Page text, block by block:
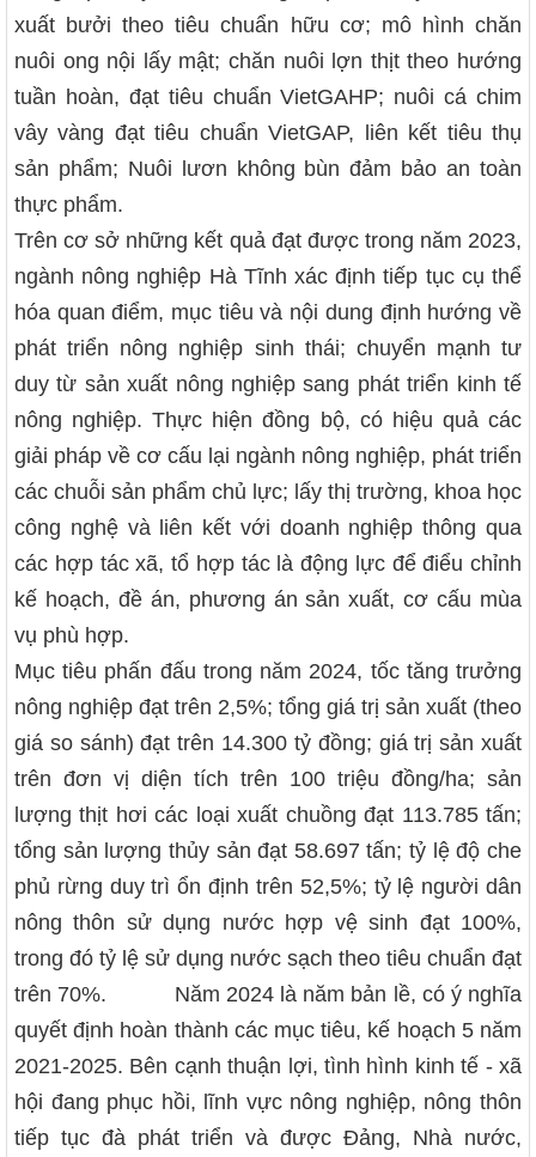
xuất bưởi theo tiêu chuẩn hữu cơ; mô hình chăn
nuôi ong nội lấy mật; chăn nuôi lợn thịt theo hướng
tuần hoàn, đạt tiêu chuẩn VietGAHP; nuôi cá chim
vây vàng đạt tiêu chuẩn VietGAP, liên kết tiêu thụ
sản phẩm; Nuôi lươn không bùn đảm bảo an toàn
thực phẩm.
Trên cơ sở những kết quả đạt được trong năm 2023,
ngành nông nghiệp Hà Tĩnh xác định tiếp tục cụ thể
hóa quan điểm, mục tiêu và nội dung định hướng về
phát triển nông nghiệp sinh thái; chuyển mạnh tư
duy từ sản xuất nông nghiệp sang phát triển kinh tế
nông nghiệp. Thực hiện đồng bộ, có hiệu quả các
giải pháp về cơ cấu lại ngành nông nghiệp, phát triển
các chuỗi sản phẩm chủ lực; lấy thị trường, khoa học
công nghệ và liên kết với doanh nghiệp thông qua
các hợp tác xã, tổ hợp tác là động lực để điểu chỉnh
kế hoạch, đề án, phương án sản xuất, cơ cấu mùa
vụ phù hợp.
Mục tiêu phấn đấu trong năm 2024, tốc tăng trưởng
nông nghiệp đạt trên 2,5%; tổng giá trị sản xuất (theo
giá so sánh) đạt trên 14.300 tỷ đồng; giá trị sản xuất
trên đơn vị diện tích trên 100 triệu đồng/ha; sản
lượng thịt hơi các loại xuất chuồng đạt 113.785 tấn;
tổng sản lượng thủy sản đạt 58.697 tấn; tỷ lệ độ che
phủ rừng duy trì ổn định trên 52,5%; tỷ lệ người dân
nông thôn sử dụng nước hợp vệ sinh đạt 100%,
trong đó tỷ lệ sử dụng nước sạch theo tiêu chuẩn đạt
trên 70%. Năm 2024 là năm bản lề, có ý nghĩa
quyết định hoàn thành các mục tiêu, kế hoạch 5 năm
2021-2025. Bên cạnh thuận lợi, tình hình kinh tế - xã
hội đang phục hồi, lĩnh vực nông nghiệp, nông thôn
tiếp tục đà phát triển và được Đảng, Nhà nước,